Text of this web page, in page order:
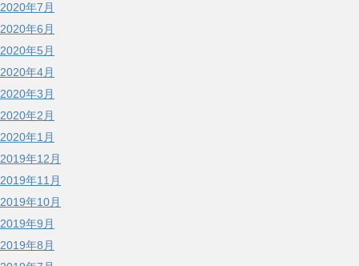
2020年7月
2020年6月
2020年5月
2020年4月
2020年3月
2020年2月
2020年1月
2019年12月
2019年11月
2019年10月
2019年9月
2019年8月